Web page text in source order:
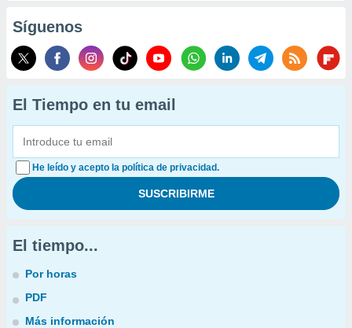
Síguenos
El Tiempo en tu email
He leído y acepto la política de privacidad.
El tiempo...
Por horas
PDF
Más información